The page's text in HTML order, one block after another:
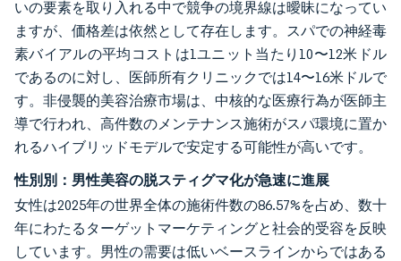
いの要素を取り入れる中で競争の境界線は曖昧になってい
ますが、価格差は依然として存在します。スパでの神経毒
素バイアルの平均コストは1ユニット当たり10〜12米ドル
であるのに対し、医師所有クリニックでは14〜16米ドルで
す。非侵襲的美容治療市場は、中核的な医療行為が医師主
導で行われ、高件数のメンテナンス施術がスパ環境に置か
れるハイブリッドモデルで安定する可能性が高いです。
性別別：男性美容の脱スティグマ化が急速に進展
女性は2025年の世界全体の施術件数の86.57%を占め、数十
年にわたるターゲットマーケティングと社会的受容を反映
しています。男性の需要は低いベースラインからではある